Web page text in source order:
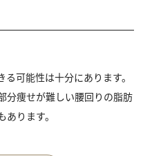
可能性は十分にあります。
分痩せが難しい腰回りの脂肪
ります。